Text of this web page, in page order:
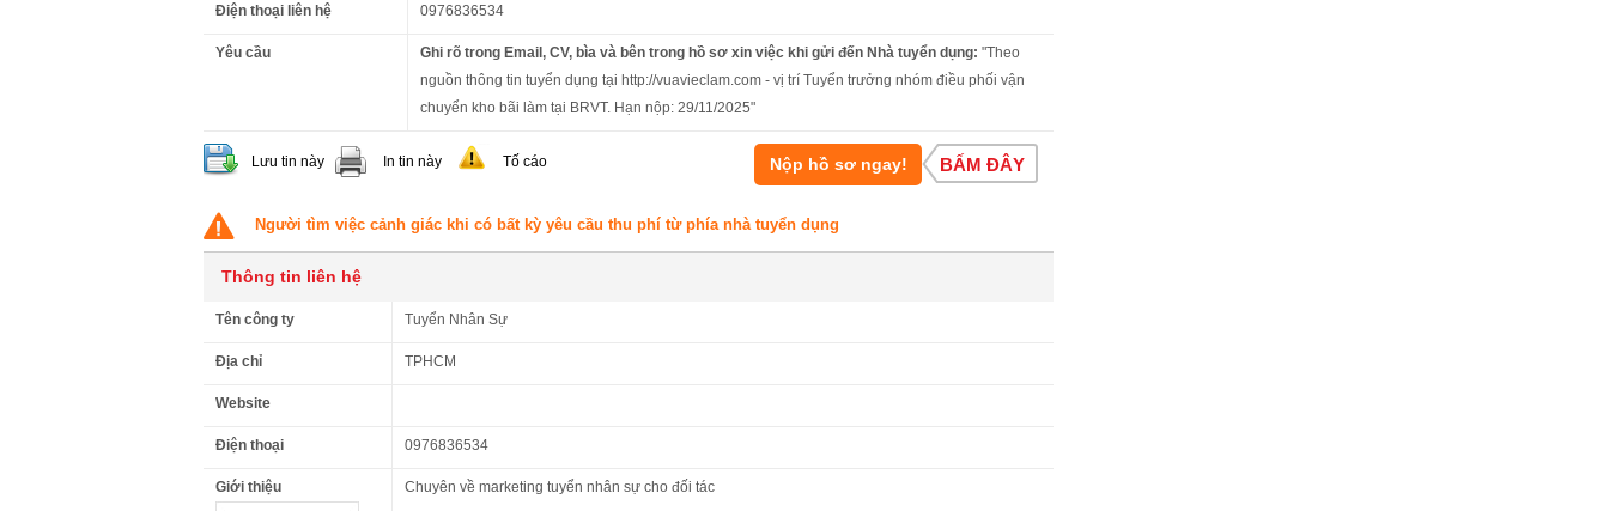
Điện thoại liên hệ 0976836534
Yêu cầu Ghi rõ trong Email, CV, bìa và bên trong hồ sơ xin việc khi gửi đến Nhà tuyển dụng: "Theo
nguồn thông tin tuyển dụng tại http://vuavieclam.com - vị trí Tuyển trưởng nhóm điều phối vận
chuyển kho bãi làm tại BRVT. Hạn nộp: 29/11/2025"
Lưu tin này In tin này Tố cáo Nộp hồ sơ ngay! BẤM ĐÂY
Người tìm việc cảnh giác khi có bất kỳ yêu cầu thu phí từ phía nhà tuyển dụng
Thông tin liên hệ
Tên công ty Tuyển Nhân Sự
Địa chỉ TPHCM
Website
Điện thoại 0976836534
Giới thiệu Chuyên về marketing tuyển nhân sự cho đối tác